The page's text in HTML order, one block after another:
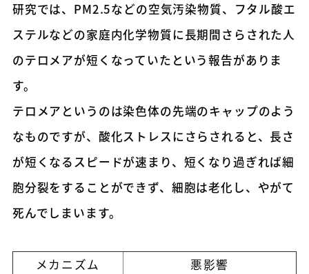
研究では、PM2.5などの空気汚染物質、フタル酸エ
ステルなどの家庭内化学物質に長期間さらされた人
のテロメアが短くなっていたという報告がありま
す。
テロメアというのは染色体の先端のキャップのよう
なものですが、酸化ストレスにさらされると、長さ
が短くなるスピードが速まり、短くなり過ぎれば細
胞分裂をすることができず、細胞は老化し、やがて
死んでしまいます。
メカニズム
悪影響